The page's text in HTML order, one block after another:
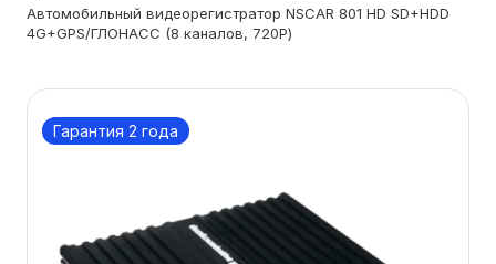
Автомобильный видеорегистратор NSCAR 801 HD SD+HDD
4G+GPS/ГЛОНАСС (8 каналов, 720P)
Гарантия 2 года